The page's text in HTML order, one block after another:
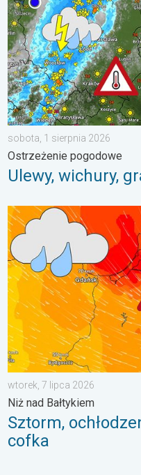
sobota, 1 sierpnia 2026
Ostrzeżenie pogodowe
Ulewy, wichury,
Sztorm, ochłodzenie,
wtorek, 7 lipca 2026
Niż nad Bałtykiem
Sztorm,
cofka